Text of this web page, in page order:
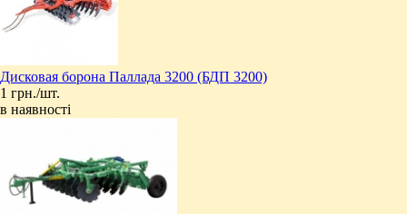
Дисковая борона Паллада 3200 (БДП 3200)
1 грн./шт.
в наявності